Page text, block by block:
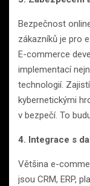
Bezpečnost
zákazníků je pro
E-commerce
implementací
technologií.
kybernetickými
v bezpečí. To
4. Integrace s
Většina e-
jsou CRM, ERP,